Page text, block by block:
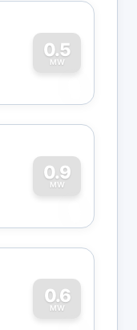
0.5
MW
0
0.9
MW
0
0.6
MW